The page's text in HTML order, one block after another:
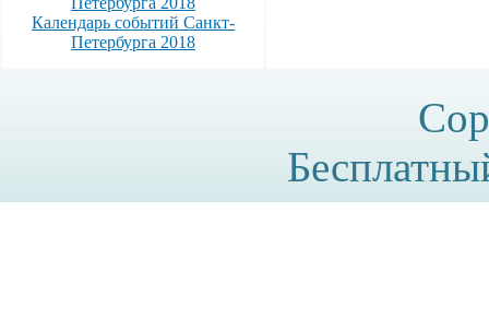
Календарь событий Санкт-
Петербурга 2018